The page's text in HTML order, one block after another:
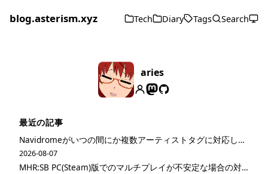
blog.asterism.xyz Tech Diary Tags Search
aries
最近の記事
Navidromeがいつの間にか複数アーティストタグに対応してた
2026-08-07
MHR:SB PC(Steam)版でのマルチプレイが不安定な場合の対策